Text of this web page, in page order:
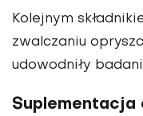
Kolejnym
zwalczaniu
udowodniły
Suplementacja